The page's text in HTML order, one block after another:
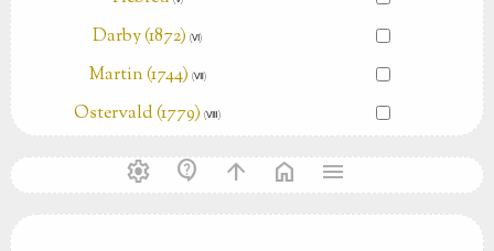
Darby (1872) (Ⅵ)
Martin (1744) (Ⅶ)
Ostervald (1779) (Ⅷ)
settings contact_support arrow_upward home menu